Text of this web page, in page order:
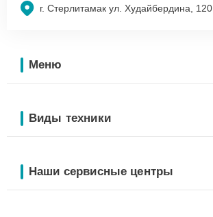
г. Стерлитамак ул. Худайбердина, 120
Меню
Виды техники
Наши сервисные центры